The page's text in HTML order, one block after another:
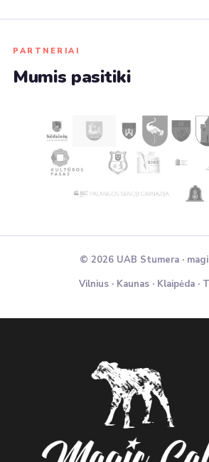
PARTNERIAI
Mumis pasitiki
© 2026 UAB Stumera ·
Vilnius · Kaunas · Klaipėda ·